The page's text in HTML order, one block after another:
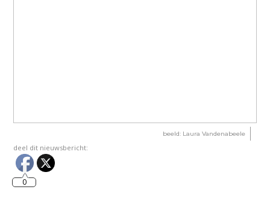
beeld: Laura Vandenabeele
deel dit nieuwsbericht:
0